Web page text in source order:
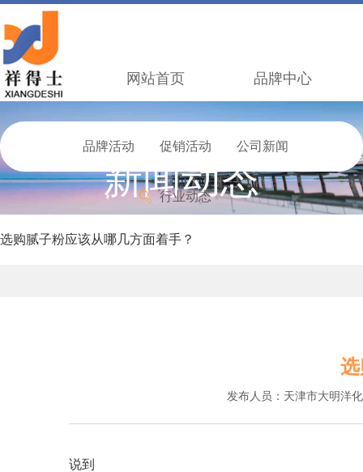
网站首页 品牌中心
新闻动态
品牌活动 促销活动 公司新闻
行业动态
选购腻子粉应该从哪几方面着手？
发布人员：天津市大明洋
说到